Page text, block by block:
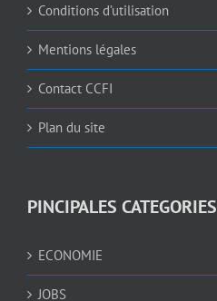
Conditions d’utilisation
Mentions légales
Contact CCFI
Plan du site
PINCIPALES CATEGORIES
ECONOMIE
JOBS